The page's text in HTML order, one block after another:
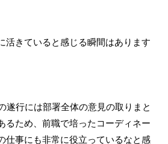
活きていると感じる瞬間はあります
遂行には部署全体の意見の取りまと
るため、前職で培ったコーディネー
仕事にも非常に役立っているなと感